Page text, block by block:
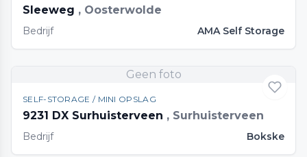
Sleeweg , Oosterwolde
Bedrijf AMA Self Storage
Geen foto
SELF-STORAGE / MINI OPSLAG
9231 DX Surhuisterveen , Surhuisterveen
Bedrijf Bokske